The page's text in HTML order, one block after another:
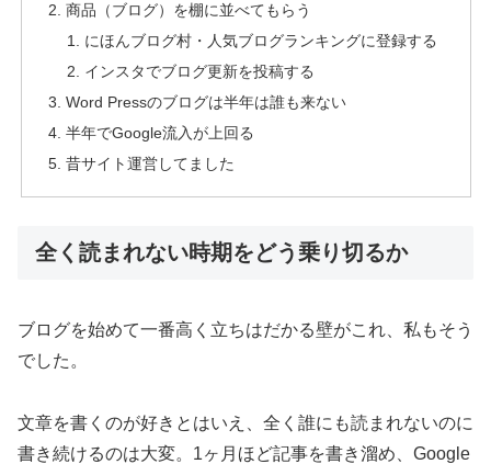
商品（ブログ）を棚に並べてもらう
にほんブログ村・人気ブログランキングに登録する
インスタでブログ更新を投稿する
Word Pressのブログは半年は誰も来ない
半年でGoogle流入が上回る
昔サイト運営してました
全く読まれない時期をどう乗り切るか
ブログを始めて一番高く立ちはだかる壁がこれ、私もそう
でした。
文章を書くのが好きとはいえ、全く誰にも読まれないのに
書き続けるのは大変。1ヶ月ほど記事を書き溜め、Google